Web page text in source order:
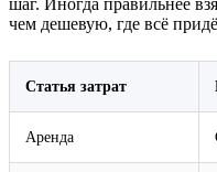
шаг. Иногда правильнее
чем дешевую, где всё
Статья затрат
Аренда